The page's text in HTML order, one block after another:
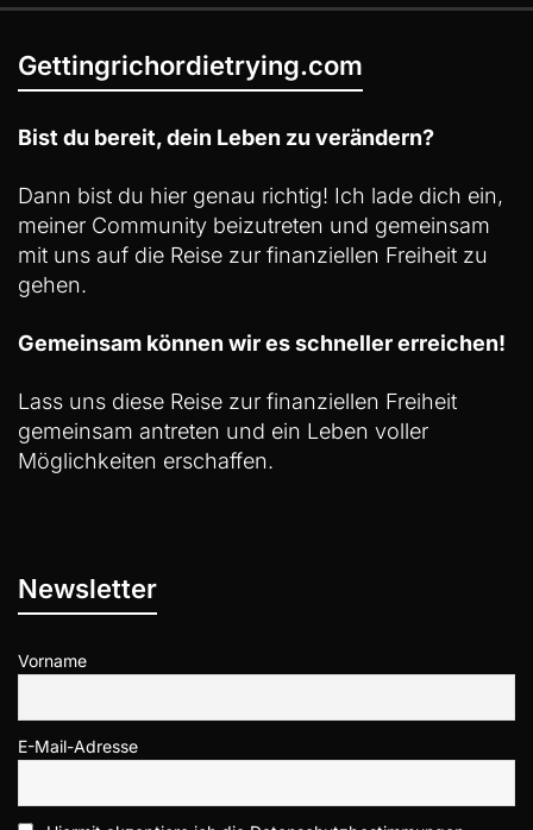
Gettingrichordietrying.com
Bist du bereit, dein Leben zu verändern?
Dann bist du hier genau richtig! Ich lade dich ein,
meiner Community beizutreten und gemeinsam
mit uns auf die Reise zur finanziellen Freiheit zu
gehen.
Gemeinsam können wir es schneller erreichen!
Lass uns diese Reise zur finanziellen Freiheit
gemeinsam antreten und ein Leben voller
Möglichkeiten erschaffen.
Newsletter
Vorname
E-Mail-Adresse